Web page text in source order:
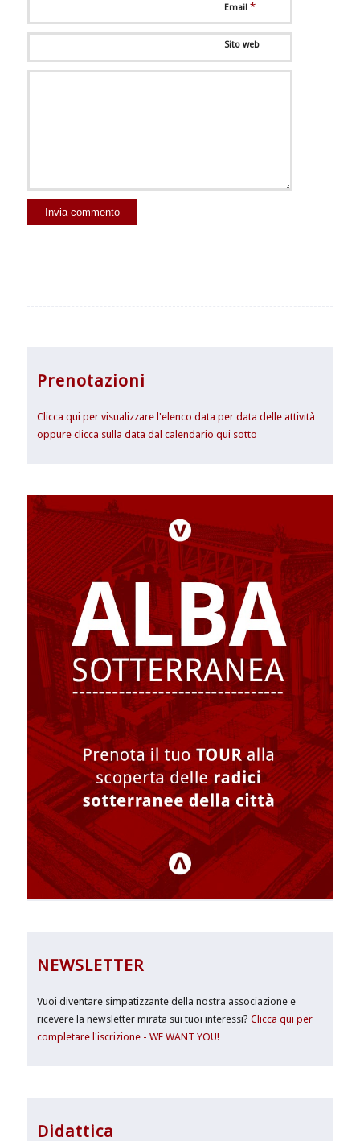
Email *
Sito web
Prenotazioni
Clicca qui per visualizzare l'elenco data per data delle attività
oppure clicca sulla data dal calendario qui sotto
NEWSLETTER
Vuoi diventare simpatizzante della nostra associazione e
ricevere la newsletter mirata sui tuoi interessi?Clicca qui per
completare l'iscrizione - WE WANT YOU!
Didattica